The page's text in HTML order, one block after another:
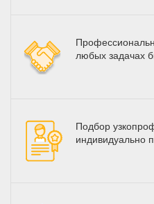
любых задачах
Подбор
индивидуально